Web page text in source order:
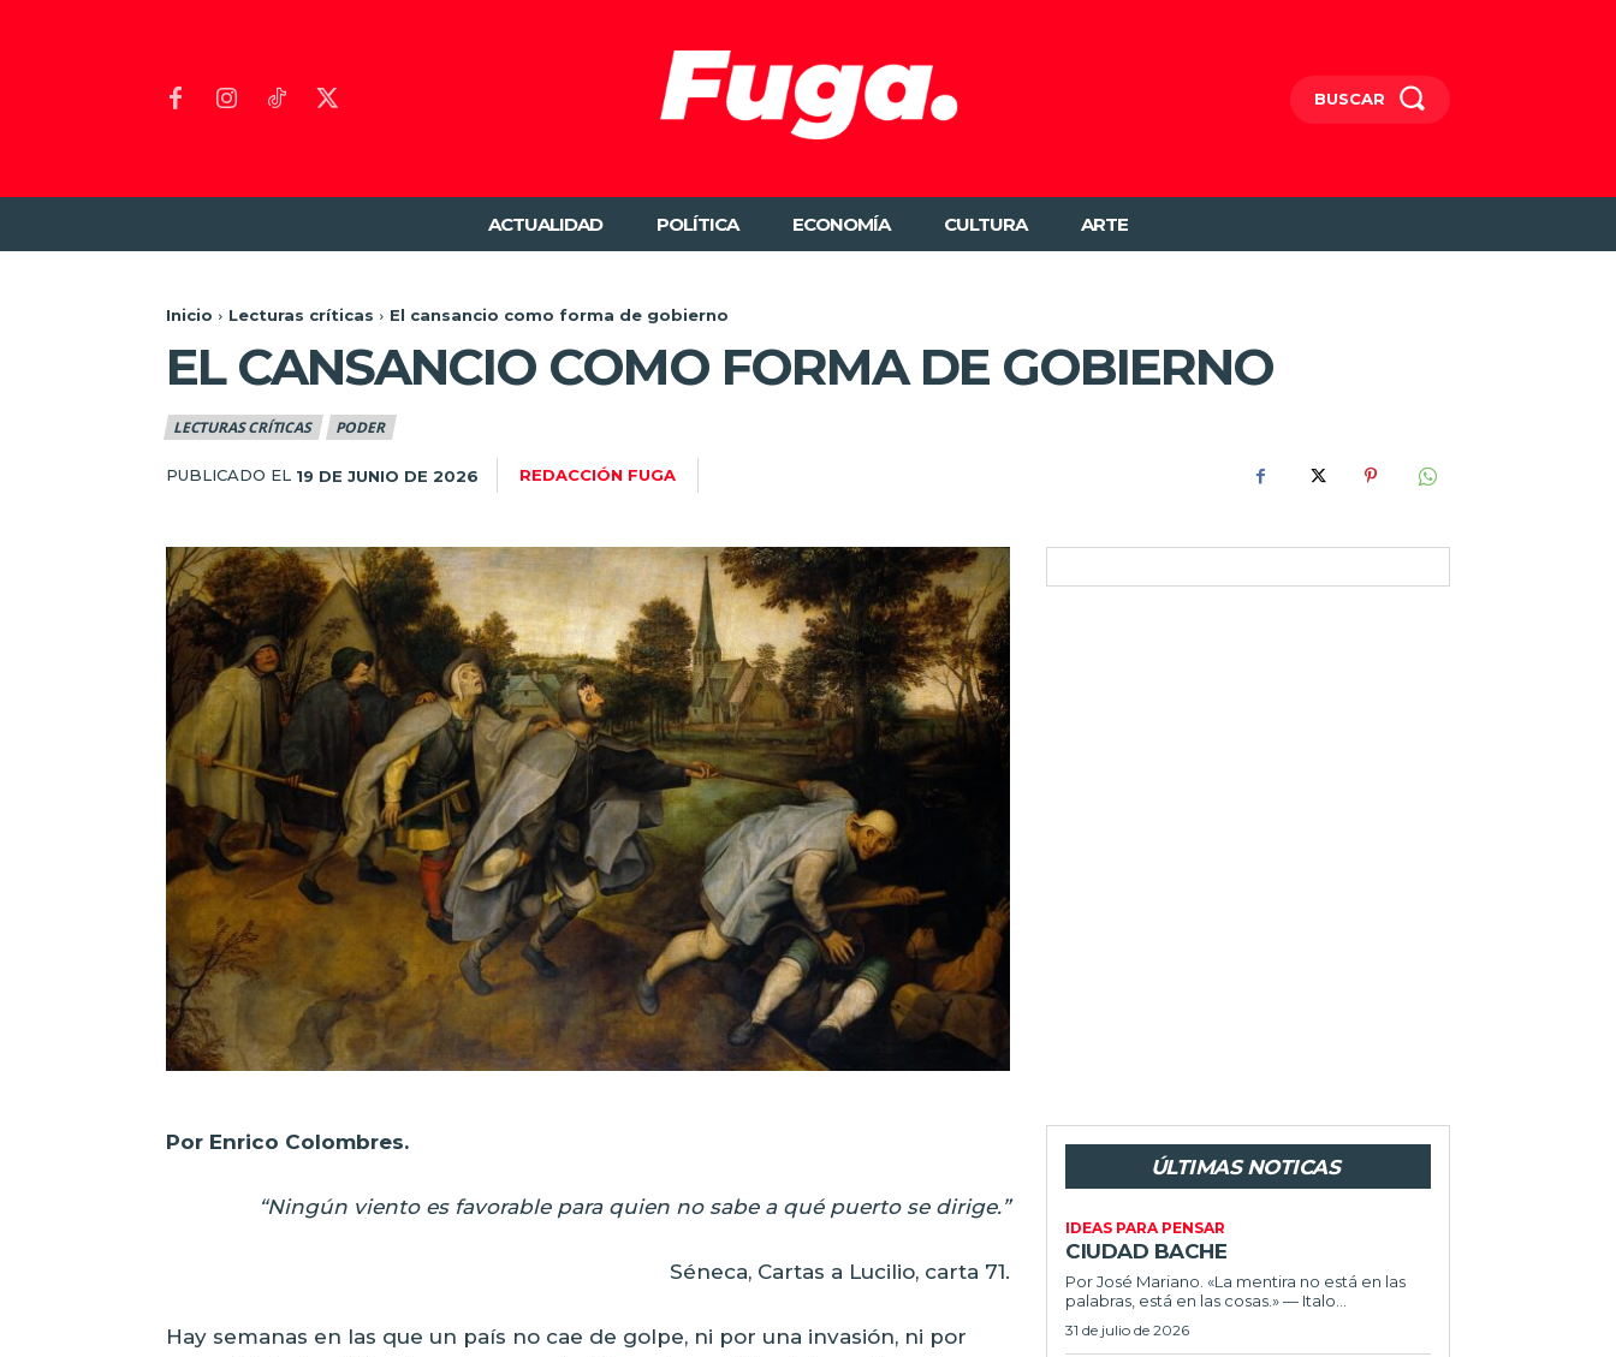
BUSCAR
ACTUALIDAD POLÍTICA ECONOMÍA CULTURA ARTE
Inicio Lecturas críticas El cansancio como forma de gobierno
EL CANSANCIO COMO FORMA DE GOBIERNO
LECTURAS CRÍTICAS PODER
PUBLICADO EL 19 DE JUNIO DE 2026 REDACCIÓN FUGA
Por Enrico Colombres.
“Ningún viento es favorable para quien no sabe a qué puerto se dirige.”
Séneca, Cartas a Lucilio, carta 71.
Hay semanas en las que un país no cae de golpe, ni por una invasión, ni por
ÚLTIMAS NOTICAS
IDEAS PARA PENSAR
CIUDAD BACHE
Por José Mariano. «La mentira no está en las
palabras, está en las cosas.» — Italo...
31 de julio de 2026